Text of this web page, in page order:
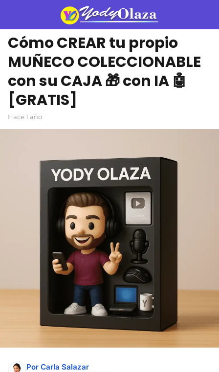
Cómo CREAR tu propio
MUÑECO COLECCIONABLE
con su CAJA 🎁 con IA 🤖
[GRATIS]
hace 1 año
Por Carla Salazar